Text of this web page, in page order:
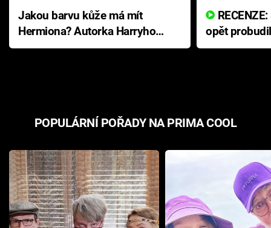
Jakou barvu kůže má mít
Hermiona? Autorka Harryho
Pottera přišla s ráznou
opět
přichází s
POPULÁRNÍ POŘADY NA PRIMA COOL